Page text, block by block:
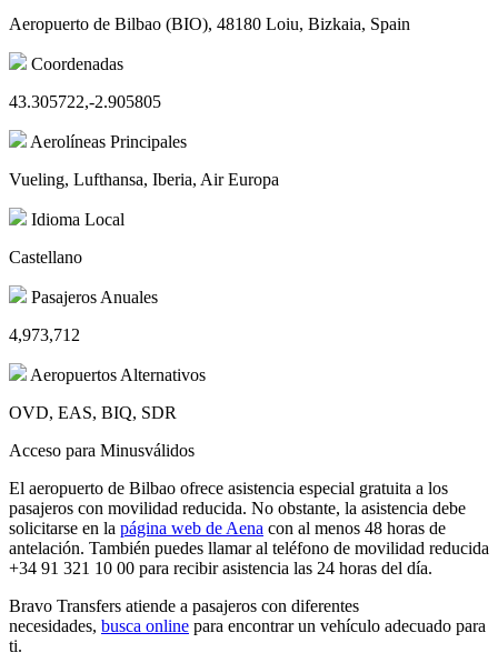
Aeropuerto de Bilbao (BIO), 48180 Loiu, Bizkaia, Spain
Coordenadas
43.305722,-2.905805
Aerolíneas Principales
Vueling, Lufthansa, Iberia, Air Europa
Idioma Local
Castellano
Pasajeros Anuales
4,973,712
Aeropuertos Alternativos
OVD, EAS, BIQ, SDR
Acceso para Minusválidos
El aeropuerto de Bilbao ofrece asistencia especial gratuita a los
pasajeros con movilidad reducida. No obstante, la asistencia debe
solicitarse en la página web de Aena con al menos 48 horas de
antelación. También puedes llamar al teléfono de movilidad reducida
+34 91 321 10 00 para recibir asistencia las 24 horas del día.
Bravo Transfers atiende a pasajeros con diferentes
necesidades, busca online para encontrar un vehículo adecuado para
ti.